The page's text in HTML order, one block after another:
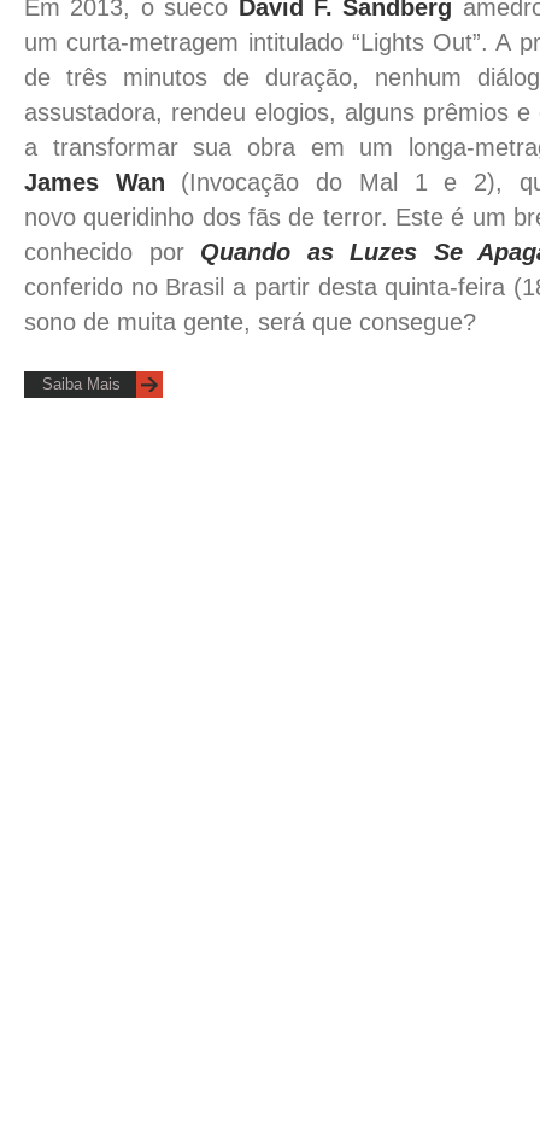
Em 2013, o sueco David F. Sandberg
um curta-metragem intitulado “Lights Out”. A
de três minutos de duração, nenhum
assustadora, rendeu elogios, alguns prêmios
a transformar sua obra em um longa-
James Wan (Invocação do Mal 1 e 2),
novo queridinho dos fãs de terror. Este é um
conhecido por Quando as Luzes Se
conferido no Brasil a partir desta quinta-feira
sono de muita gente, será que consegue?
Saiba Mais